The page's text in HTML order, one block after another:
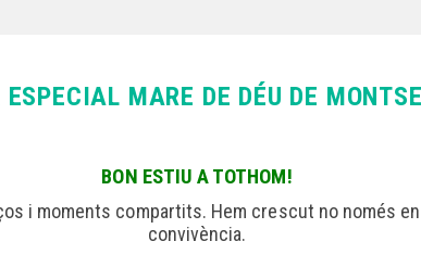
ESPECIAL MARE DE DÉU DE
BON ESTIU A TOTHOM!
i moments compartits. Hem crescut no només
convivència.